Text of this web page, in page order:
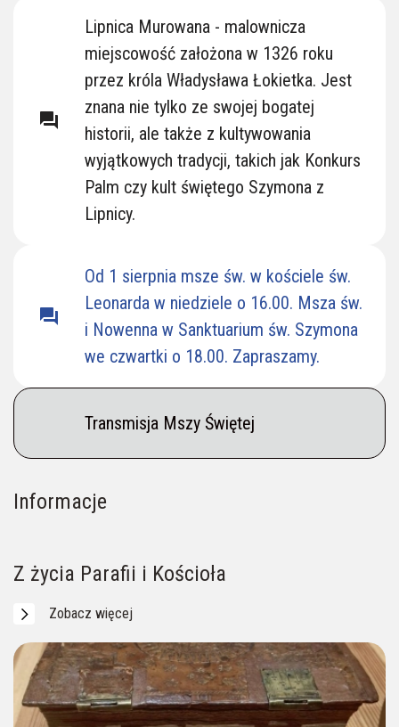
question_answer
Lipnica Murowana - malownicza
miejscowość założona w 1326 roku
przez króla Władysława Łokietka. Jest
znana nie tylko ze swojej bogatej
historii, ale także z kultywowania
wyjątkowych tradycji, takich jak Konkurs
Palm czy kult świętego Szymona z
Lipnicy.
question_answer
Od 1 sierpnia msze św. w kościele św.
Leonarda w niedziele o 16.00. Msza św.
i Nowenna w Sanktuarium św. Szymona
we czwartki o 18.00. Zapraszamy.
Transmisja Mszy Świętej
Informacje
Na Pielgrzymów czeka Przewodnik (p. Aneta)
Z życia Parafii i Kościoła
Zobacz więcej